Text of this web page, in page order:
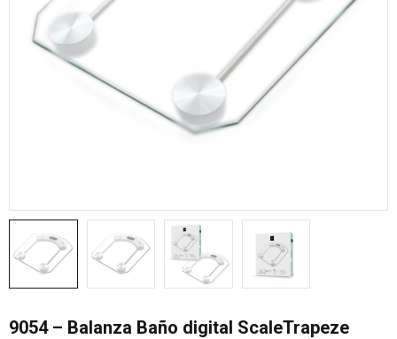
9054 – Balanza Baño digital ScaleTrapeze